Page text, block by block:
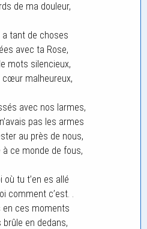
de ma douleur,
a tant de choses
avec ta Rose,
mots silencieux,
cœur malheureux,
avec nos larmes,
pas les armes
au près de nous,
à ce monde de fous,
où tu t’en es allé
comment c’est. .
en ces moments
brûle en dedans,